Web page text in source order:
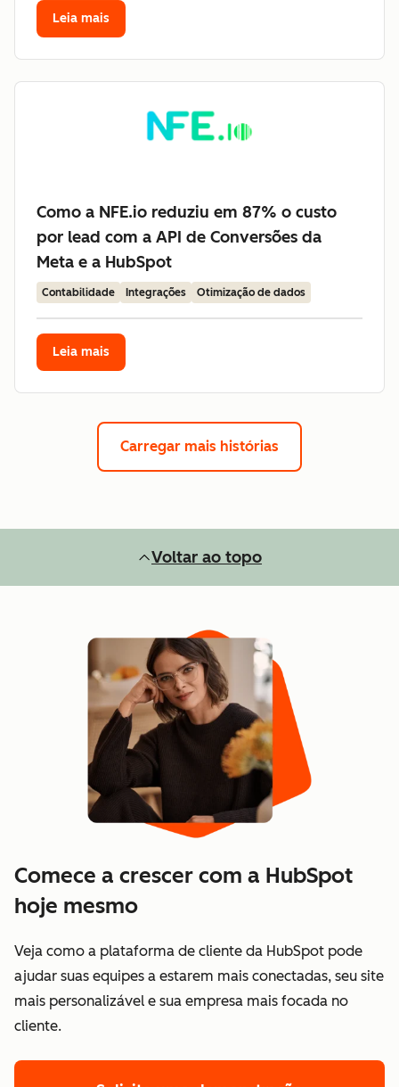
Leia mais
Como a NFE.io reduziu em 87% o custo
por lead com a API de Conversões da
Meta e a HubSpot
Contabilidade Integrações Otimização de dados
Leia mais
Carregar mais histórias
Voltar ao topo
Comece a crescer com a HubSpot
hoje mesmo
Veja como a plataforma de cliente da HubSpot pode
ajudar suas equipes a estarem mais conectadas, seu site
mais personalizável e sua empresa mais focada no
cliente.